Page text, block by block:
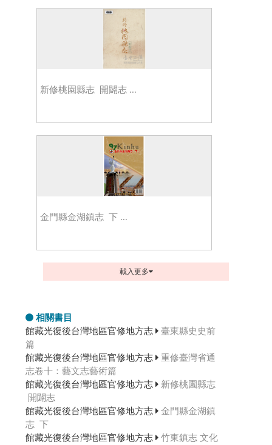
新修桃園縣志 開闢志 ...
金門縣金湖鎮志 下 ...
載入更多
相關書目
館藏光復後台灣地區官修地方志 臺東縣史史前
篇
館藏光復後台灣地區官修地方志 重修臺灣省通
志卷十：藝文志藝術篇
館藏光復後台灣地區官修地方志
新修桃園縣志
開闢志
館藏光復後台灣地區官修地方志 金門縣金湖鎮
志 下
館藏光復後台灣地區官修地方志 竹東鎮志 文化